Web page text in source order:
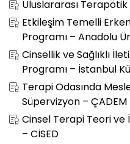
Uluslararası Terapötik
Etkileşim Temelli
Programı – Anadolu
Cinsellik ve Sağlıklı
Programı – İstanbul
Terapi Odasında
Süpervizyon – ÇADEM
Cinsel Terapi Teori ve
– CİSED